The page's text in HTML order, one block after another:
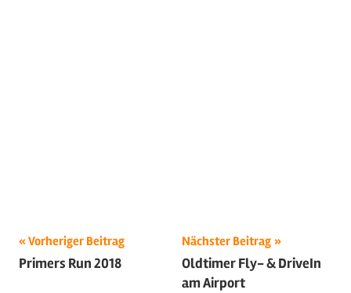
Schlagwörter:
2018,
Beitragsnavigation
Vorheriger Beitrag
Primers Run 2018
Nächster Beitrag
Oldtimer Fly- & DriveIn
am Airport